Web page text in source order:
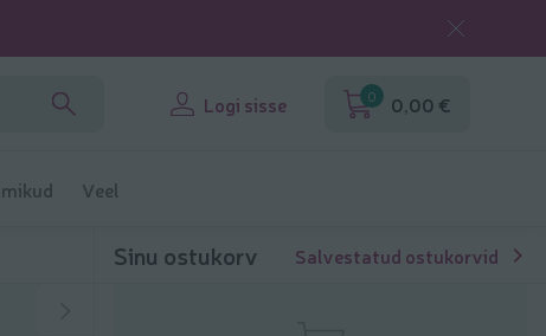
Logi sisse 0 0,00 €
Veel
Sinu ostukorv Salvestatud ostukorvid